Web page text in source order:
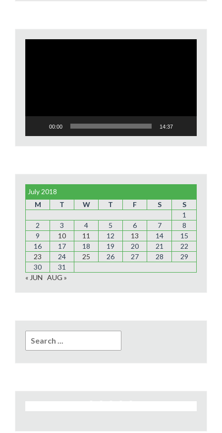
00:00 14:37
July 2018
M
T W T F S
S
1
2
3 4 5 6 7
8
9
10 11 12 13 14
15
16
17 18 19 20 21
22
23
24 25 26 27 28
29
30
31
« JUN AUG »
for: